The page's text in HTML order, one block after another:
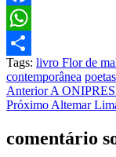
Facebook
WhatsApp
Share
Tags: livro Flor de
contemporânea
Post
navigation
AnteriorA
Próximo Altemar
comentário